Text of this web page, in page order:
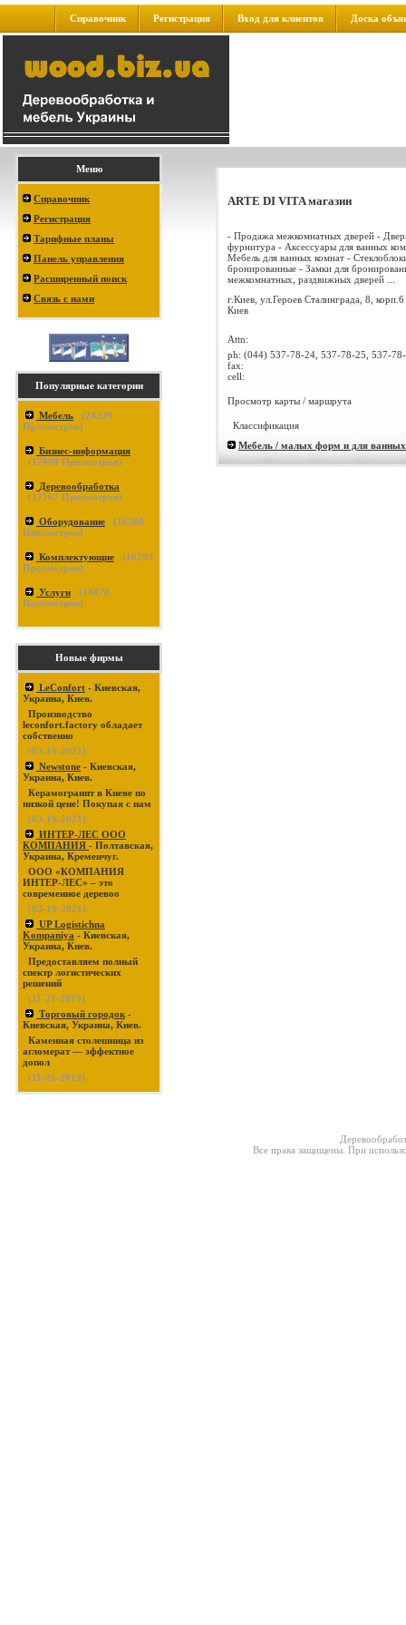
Справочник Регистрация Вход для клиентов Доска
Меню
Справочник
Регистрация
Тарифные планы
Панель управления
Расширенный поиск
Связь с нами
Популярные категории
Мебель (24239
Просмотров)
Бизнес-информация
(17880 Просмотров)
Деревообработка
(17767 Просмотров)
Оборудование (16380
Просмотров)
Комплектующие (16293
Просмотров)
Услуги (14878
Просмотров)
Новые фирмы
LeConfort - Киевская,
Украина, Киев.
Производство
leconfort.factory обладает
собственно
(03-19-2021)
Newstone - Киевская,
Украина, Киев.
Керамогранит в Киеве по
низкой цене! Покупая с нам
(03-19-2021)
ИНТЕР-ЛЕС ООО
КОМПАНИЯ - Полтавская,
Украина, Кременчуг.
ООО «КОМПАНИЯ
ИНТЕР-ЛЕС» – это
современное деревоо
(03-19-2021)
UP Logistichna
Kompaniya - Киевская,
Украина, Киев.
Предоставляем полный
спектр логистических
решений
(11-21-2019)
Торговый городок -
Киевская, Украина, Киев.
Каменная столешница из
агломерат — эффектное
допол
(11-21-2019)
ARTE DI VITA магазин
- Продажа межкомнатных дверей -
фурнитура - Аксессуары для ванных
Мебель для ванных комнат -
бронированные - Замки для
межкомнатных, раздвижных дверей ...
г.Киев, ул.Героев Сталинграда, 8, корп.6
Киев
Attn:
ph: (044) 537-78-24, 537-78-25, 537-
fax:
cell:
Просмотр карты / маршрута
Классификация
Мебель / малых форм и для
Все права защищены. При